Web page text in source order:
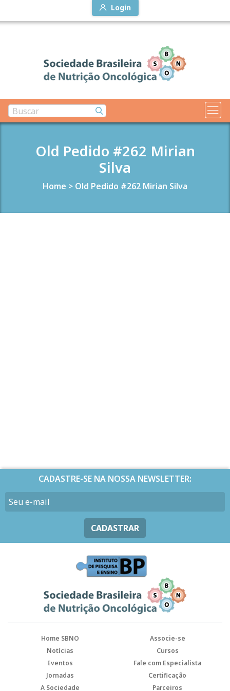
Login
Old Pedido #262 Mirian
Silva
Home > Old Pedido #262 Mirian Silva
CADASTRE-SE NA NOSSA NEWSLETTER:
CADASTRAR
Home SBNO
Associe-se
Notícias
Cursos
Eventos
Fale com Especialista
Jornadas
Certificação
A Sociedade
Parceiros